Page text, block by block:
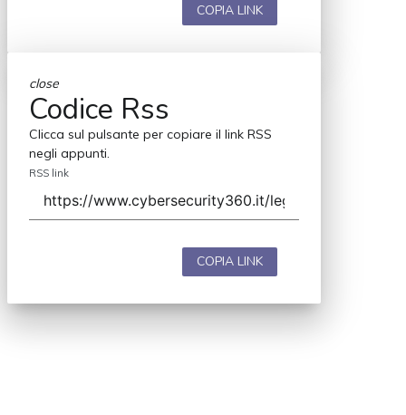
COPIA LINK
close
Codice Rss
Clicca sul pulsante per copiare il link RSS
negli appunti.
RSS link
COPIA LINK